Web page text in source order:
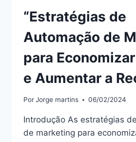
“Estratégias de
Automação de
para
e Aumentar a
PorJorge martins 06/02/2024
Introdução As estratégias
de marketing para